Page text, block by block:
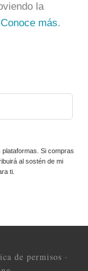
la
Conoce más.
plataformas. Si compras
al sostén de mi
ti.
de permisos ·